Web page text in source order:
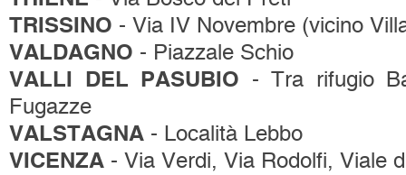
TRISSINO - Via IV Novembre (vicino
VALDAGNO - Piazzale Schio
VALLI DEL PASUBIO - Tra rifugio
Fugazze
VALSTAGNA - Località Lebbo
VICENZA - Via Verdi, Via Rodolfi, Viale